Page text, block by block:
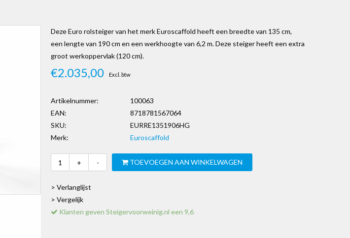
Deze Euro rolsteiger van het merk Euroscaffold heeft een breedte van 135 cm,
een lengte van 190 cm en een werkhoogte van 6,2 m. Deze steiger heeft een extra
groot werkoppervlak (120 cm).
€2.035,00 Excl. btw
Artikelnummer:
100063
EAN:
8718781567064
SKU:
EURRE1351906HG
Merk:
Euroscaffold
+ - TOEVOEGEN AAN WINKELWAGEN
> Verlanglijst
> Vergelijk
Klanten geven Steigervoorweinig.nl een 9,6